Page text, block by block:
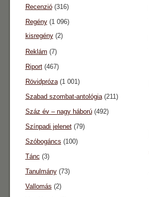
Recenzió(316)
Regény(1 096)
kisregény(2)
Reklám (7)
Riport(467)
Rövidpróza(1 001)
Szabad szombat-antológia(211)
Száz év – nagy háború(492)
Színpadi jelenet(79)
Szóbogáncs (100)
Tánc (3)
Tanulmány(73)
Vallomás (2)